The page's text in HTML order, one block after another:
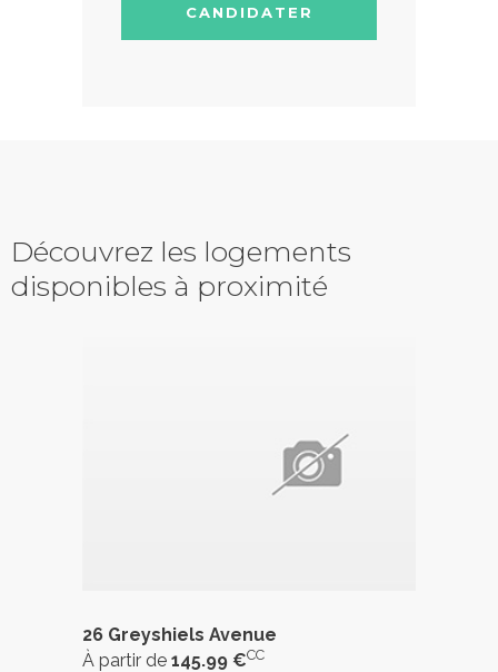
CANDIDATER
Découvrez les logements
disponibles à proximité
26 Greyshiels Avenue
À partir de 145.99 €CC